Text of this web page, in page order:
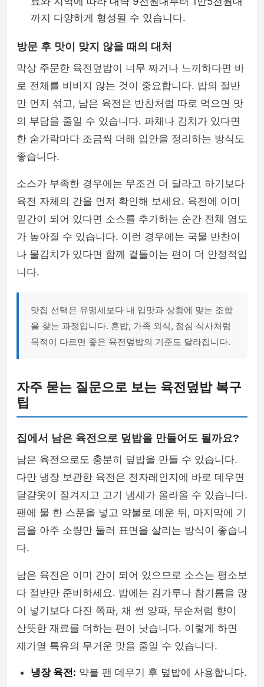
까지 다양하게 형성될 수 있습니다.
방문 후 맛이 맞지 않을 때의 대처
막상 주문한 육전덮밥이 너무 짜거나 느끼하다면 바
로 전체를 비비지 않는 것이 중요합니다. 밥의 절반
만 먼저 섞고, 남은 육전은 반찬처럼 따로 먹으면 맛
의 부담을 줄일 수 있습니다. 파채나 김치가 있다면
한 숟가락마다 조금씩 더해 입안을 정리하는 방식도
좋습니다.
소스가 부족한 경우에는 무조건 더 달라고 하기보다
육전 자체의 간을 먼저 확인해 보세요. 육전에 이미
밑간이 되어 있다면 소스를 추가하는 순간 전체 염도
가 높아질 수 있습니다. 이런 경우에는 국물 반찬이
나 물김치가 있다면 함께 곁들이는 편이 더 안정적입
니다.
맛집 선택은 유명세보다 내 입맛과 상황에 맞는 조합
을 찾는 과정입니다. 혼밥, 가족 외식, 점심 식사처럼
목적이 다르면 좋은 육전덮밥의 기준도 달라집니다.
자주 묻는 질문으로 보는 육전덮밥 복구
팁
집에서 남은 육전으로 덮밥을 만들어도 될까요?
남은 육전으로도 충분히 덮밥을 만들 수 있습니다.
다만 냉장 보관한 육전은 전자레인지에 바로 데우면
달걀옷이 질겨지고 고기 냄새가 올라올 수 있습니다.
팬에 물 한 스푼을 넣고 약불로 데운 뒤, 마지막에 기
름을 아주 소량만 둘러 표면을 살리는 방식이 좋습니
다.
남은 육전은 이미 간이 되어 있으므로 소스는 평소보
다 절반만 준비하세요. 밥에는 김가루나 참기름을 많
이 넣기보다 다진 쪽파, 채 썬 양파, 무순처럼 향이
산뜻한 재료를 더하는 편이 낫습니다. 이렇게 하면
재가열 특유의 무거운 맛을 줄일 수 있습니다.
냉장 육전: 약불 팬 데우기 후 덮밥에 사용합니다.